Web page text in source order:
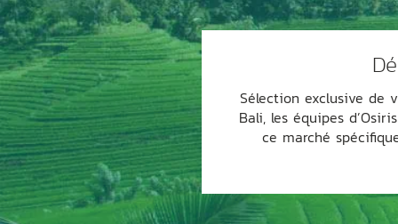
Sélection exclusive de
Bali, les équipes
ce marché